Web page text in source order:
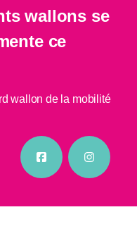
wallons se
ce
wallon de la mobilité